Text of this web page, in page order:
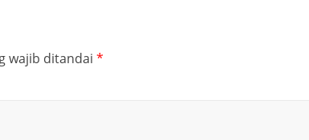
wajib ditandai *